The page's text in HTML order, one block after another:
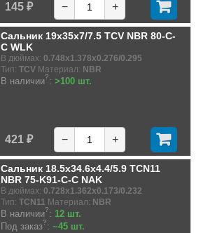
145 ₽ − +
Сальник 19x35x7/7.5 TCV NBR 80-C-
C WLK
В дюймах: 0.748x1.378x0.276/0.295
Тип: TCV Материал: NBR
В наличии?: >100 шт.
421 ₽ − +
Сальник 18.5x34.6x4.4/5.9 TCN11
NBR 75-K91-C-C NAK
В дюймах: 0.728x1.362x0.173/0.232
Тип: TCN11 Материал: NBR
В наличии?: 12 шт.
Под заказ?: ~45 шт.